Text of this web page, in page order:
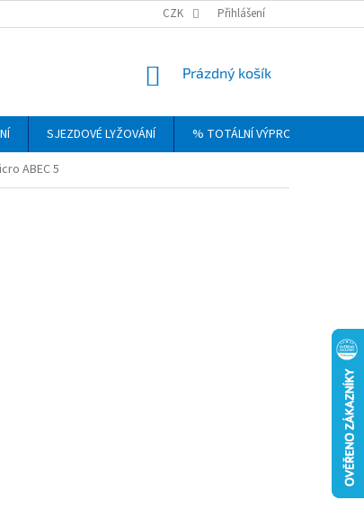
VÝMĚNA A REKLAMACE ZBOŽÍ OBCHODNÍ PODMÍNKY
CZK Přihlášení
NÁKUPNÍ
Prázdný košík
SJEZDOVÉ LYŽOVÁNÍ % TOTÁLNÍ VÝPRODEJ
ABEC 5